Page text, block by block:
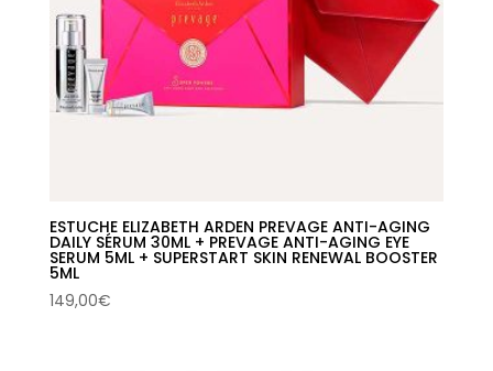
ESTUCHE ELIZABETH ARDEN PREVAGE ANTI-AGING
DAILY SÉRUM 30ML + PREVAGE ANTI-AGING EYE
SERUM 5ML + SUPERSTART SKIN RENEWAL BOOSTER
5ML
149,00€